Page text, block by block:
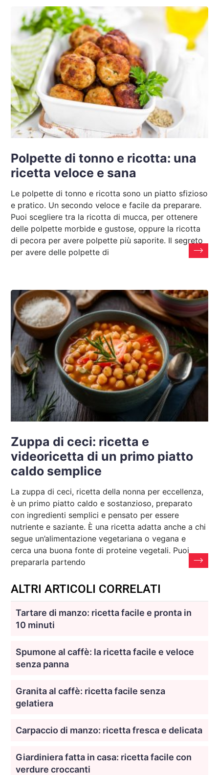
Polpette di tonno e ricotta: una
ricetta veloce e sana
Le polpette di tonno e ricotta sono un piatto sfizioso
e pratico. Un secondo veloce e facile da preparare.
Puoi scegliere tra la ricotta di mucca, per ottenere
delle polpette morbide e gustose, oppure la ricotta
di pecora per avere polpette più saporite. Il segreto
per avere delle polpette di
Zuppa di ceci: ricetta e
videoricetta di un primo piatto
caldo semplice
La zuppa di ceci, ricetta della nonna per eccellenza,
è un primo piatto caldo e sostanzioso, preparato
con ingredienti semplici e pensato per essere
nutriente e saziante. È una ricetta adatta anche a chi
segue un’alimentazione vegetariana o vegana e
cerca una buona fonte di proteine vegetali. Puoi
prepararla partendo
ALTRI ARTICOLI CORRELATI
Tartare di manzo: ricetta facile e pronta in
10 minuti
Spumone al caffè: la ricetta facile e veloce
senza panna
Granita al caffè: ricetta facile senza
gelatiera
Carpaccio di manzo: ricetta fresca e delicata
Giardiniera fatta in casa: ricetta facile con
verdure croccanti